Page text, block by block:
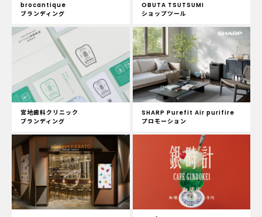
brocantique
ブランディング
OBUTA TSUTSUMI
ショップツール
宮地歯科クリニック
ブランディング
SHARP Purefit Air purifire
プロモーション